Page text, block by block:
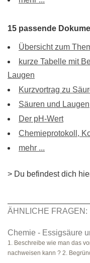
15 passende
Übersicht zum
kurze Tabelle mit
Laugen
Kurzvortrag zu
Säuren und Laugen
Der pH-Wert
Chemieprotokoll,
mehr ...
> Du befindest dich
ÄHNLICHE FRAGEN:
Chemie - Essigsäure
1. Beschreibe wie man das
nachweisen kann ? 2.